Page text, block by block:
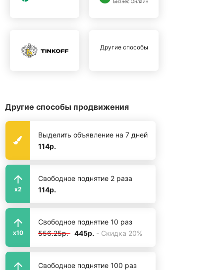
Другие способы
Другие способы продвижения
Выделить объявление на 7 дней
114р.
x2
Свободное поднятие 2 раза
114р.
x10
Свободное поднятие 10 раз
556.25р. 445р. - Скидка 20%
Свободное поднятие 100 раз